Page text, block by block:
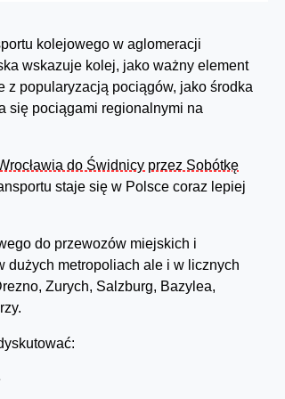
kolejowego w aglomeracji
wskazuje kolej, jako ważny element
popularyzacją pociągów, jako środka
się pociągami regionalnymi na
do Świdnicy przez Sobótkę
staje się w Polsce coraz lepiej
do przewozów miejskich i
dużych metropoliach ale i w licznych
Zurych, Salzburg, Bazylea,